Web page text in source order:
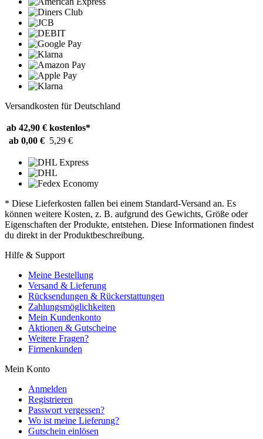
Versandkosten für Deutschland
ab 42,90 € kostenlos*
ab 0,00 € 5,29 €
* Diese Lieferkosten fallen bei einem Standard-Versand an. Es
können weitere Kosten, z. B. aufgrund des Gewichts, Größe oder
Eigenschaften der Produkte, entstehen. Diese Informationen findest
du direkt in der Produktbeschreibung.
Hilfe & Support
Meine Bestellung
Versand & Lieferung
Rücksendungen & Rückerstattungen
Zahlungsmöglichkeiten
Mein Kundenkonto
Aktionen & Gutscheine
Weitere Fragen?
Firmenkunden
Mein Konto
Anmelden
Registrieren
Passwort vergessen?
Wo ist meine Lieferung?
Gutschein einlösen